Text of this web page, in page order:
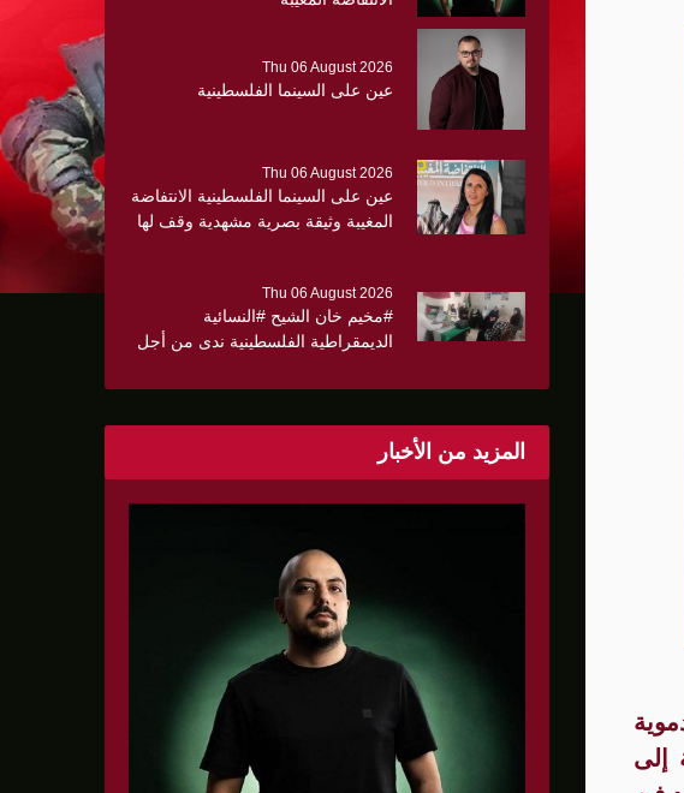
إلى
Thu 06 August 2026
عين على السينما الفلسطينية
Thu 06 August 2026
عين على السينما الفلسطينية الانتفاضة
المغيبة وثيقة بصرية مشهدية وقف لها
Thu 06 August 2026
#مخيم خان الشيح #النسائية
الديمقراطية الفلسطينية ندى من أجل
صحية عن ألتهاب الكبد وتوزّع
المزيد من الأخبار